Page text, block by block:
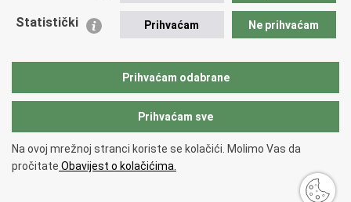
Zaklada policijske solidarnosti
Vučetić"
Copyright © 2026 Policijska uprava zagrebačka.
pristupačnosti.
Statistički Prihvaćam Ne prihvaćam
Prihvaćam odabrane
Prihvaćam sve
Na ovoj mrežnoj stranci koriste se kolačići. Molimo Vas da
pročitate Obavijest o kolačićima.